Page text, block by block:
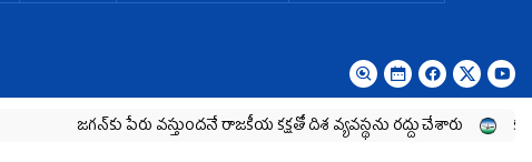
జగన్‌కు పేరు వస్తుందనే రాజకీయ కక్షతో దిశ వ్య‌వ‌స్థ‌ను రద్దు చేశారు కృష్ణా మిల్క్‌